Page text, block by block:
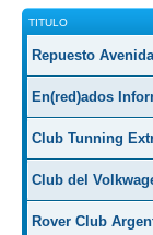
TITULO
Repuesto Avenida
En(red)ados
Club Tunning
Club del
Rover Club